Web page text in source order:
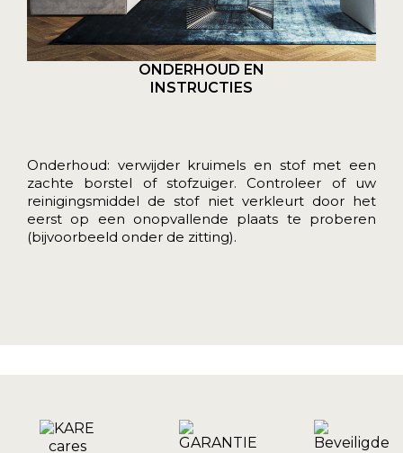
ONDERHOUD EN
INSTRUCTIES
Onderhoud: verwijder kruimels en stof met een
zachte borstel of stofzuiger. Controleer of uw
reinigingsmiddel de stof niet verkleurt door het
eerst op een onopvallende plaats te proberen
(bijvoorbeeld onder de zitting).